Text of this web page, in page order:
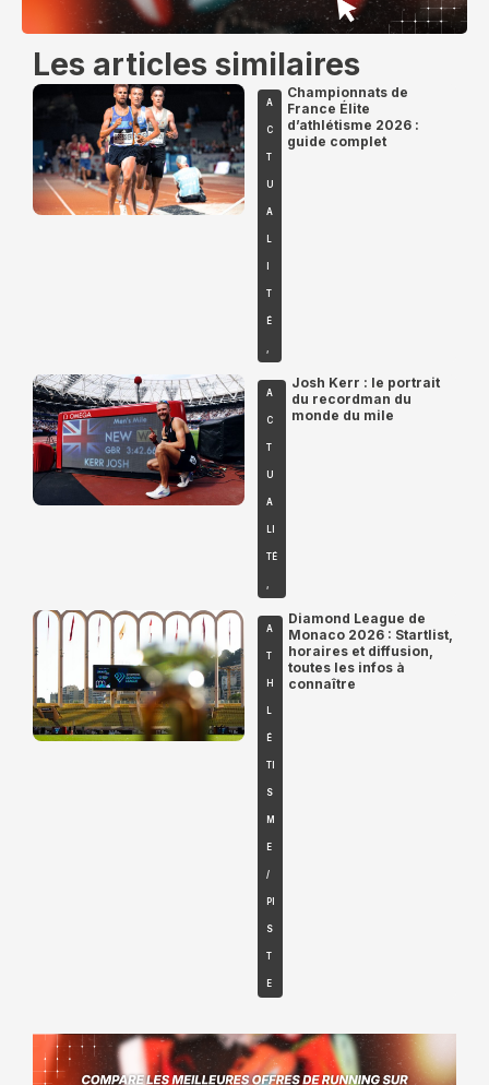
Les articles similaires
A
C
T
U
A
L
T
É
,
Championnats de
France Élite
d’athlétisme 2026 :
guide complet
A
C
T
U
A
LI
TÉ
,
Josh Kerr : le portrait
du recordman du
monde du mile
A
T
H
L
É
TI
S
M
E
/
PI
S
T
E
Diamond League de
Monaco 2026 : Startlist,
horaires et diffusion,
toutes les infos à
connaître